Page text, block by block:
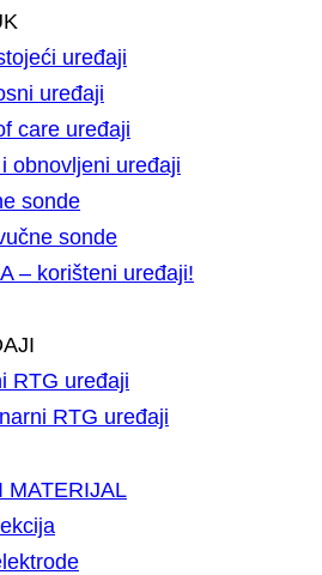
uređaji
uređaji
care uređaji
obnovljeni uređaji
sonde
sonde
– korišteni uređaji!
RTG uređaji
RTG uređaji
MATERIJAL